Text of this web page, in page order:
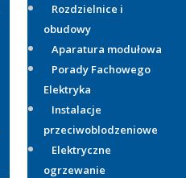
Rozdzielnice i
obudowy
Aparatura modułowa
Porady Fachowego
Elektryka
Instalacje
przeciwoblodzeniowe
Elektryczne
ogrzewanie